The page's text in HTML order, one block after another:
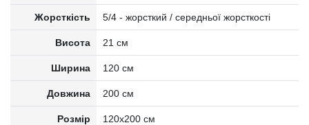
Жорсткість 5/4 - жорсткий / середньої жорсткості
Висота 21 см
Ширина 120 см
Довжина 200 см
Розмір
120x200 см